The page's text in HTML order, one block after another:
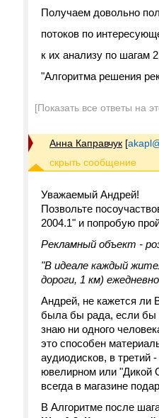
Получаем довольно
потоков по
к их анализу по шагам
"Алгоритма решения
[Показать все ответы на
Анна Каправчук [
Уважаемый Андрей!
Позвольте
2004.1" и попробую
Рекламный объект -
"В идеале каждый
дороги, 1 км)
Андрей, не кажется
была бы рада, если бы
знаю ни одного
это способен
аудиодисков, в третий
ювелирном или "Дикой
всегда в магазине
В Алгоритме после